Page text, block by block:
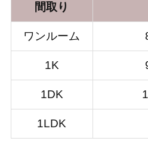
間取り
ワンルーム
1K
1DK
1LDK